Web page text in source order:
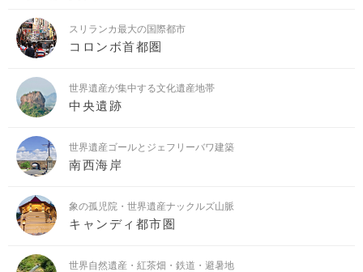
スリランカ最大の国際都市
コロンボ首都圏
世界遺産が集中する文化遺産地帯
中央遺跡
世界遺産ゴールとジェフリーバワ建築
南西海岸
象の孤児院・世界遺産ナックルズ山脈
キャンディ都市圏
世界自然遺産・紅茶畑・鉄道・避暑地